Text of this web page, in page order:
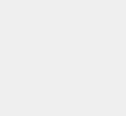
üretimi
sonrası, şirketin